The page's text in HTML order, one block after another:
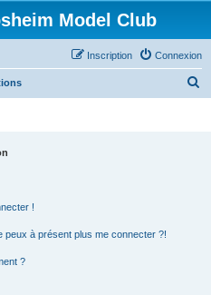
Model Club
Connexion
Inscription
!
peux à présent plus me connecter ?!
?